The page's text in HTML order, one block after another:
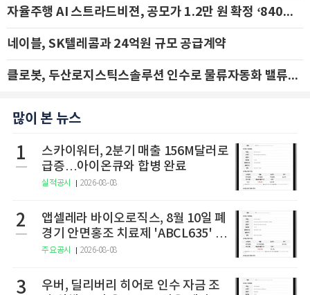
자율주행 AI 스트라드비젼, 공모가 1.2만 원 확정 ‘840억 수혈’
네이블, SK텔레콤과 24억원 규모 공급계약
클로봇, 두산로지스틱스솔루션 인수로 물류자동화 밸류체인 확장 추진 - IBK투자증권
많이 본 뉴스
1
스카이워터, 2분기 매출 156M달러로
급증…아이온큐와 합병 완료
실적공시 2026-08-08
2
앱셀레라 바이오로직스, 8월 10일 폐
경기 안면홍조 치료제 'ABCL635' 임
상 2상 결과 발표
주요공시 2026-08-08
3
우버, 딜리버리 히어로 인수 자금 조